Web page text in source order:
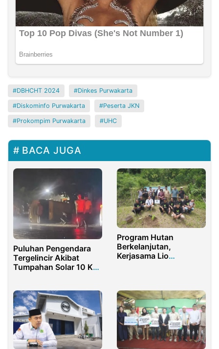
DBHCHT 2024 Dinkes Purwakarta
Diskominfo Purwakarta Peserta JKN
Prokompim Purwakarta UHC
BACA JUGA
Puluhan Pengendara
Tergelincir Akibat
Tumpahan Solar 10 Km
Program Hutan
Berkelanjutan,
Kerjasama Lio